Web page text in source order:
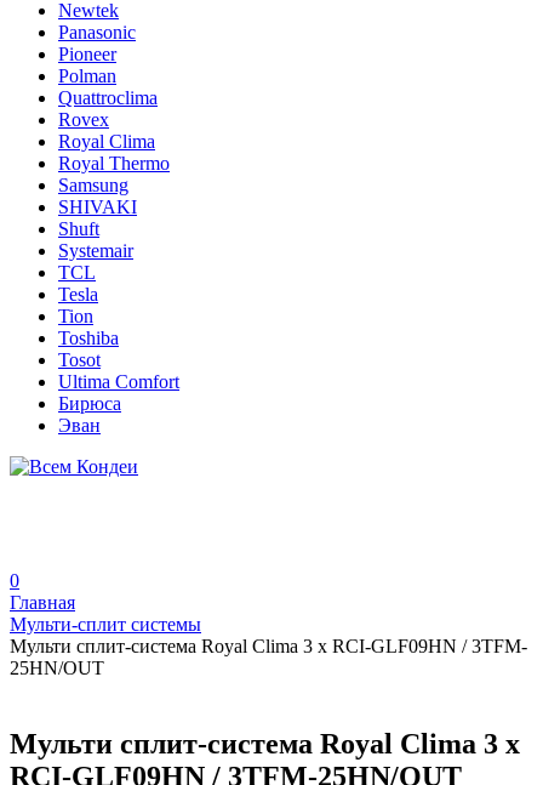
Newtek
Panasonic
Pioneer
Polman
Quattroclima
Rovex
Royal Clima
Royal Thermo
Samsung
SHIVAKI
Shuft
Systemair
TCL
Tesla
Tion
Toshiba
Tosot
Ultima Comfort
Бирюса
Эван
0
Главная
Мульти-сплит системы
Мульти сплит-система Royal Clima 3 х RCI-GLF09HN / 3TFM-
25HN/OUT
Мульти сплит-система Royal Clima 3 х
RCI-GLF09HN / 3TFM-25HN/OUT